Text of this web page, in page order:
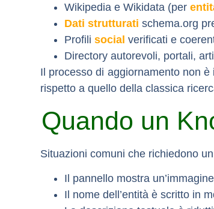
Wikipedia e Wikidata(per
Dati strutturati schema.org
Profili social verificati e
Directory autorevoli, portali,
Il processo di aggiornamento non
rispetto a quello della classica
Quando un
Situazioni comuni che richiedono
Il pannello mostra
Il nome dell’entità è scritto in